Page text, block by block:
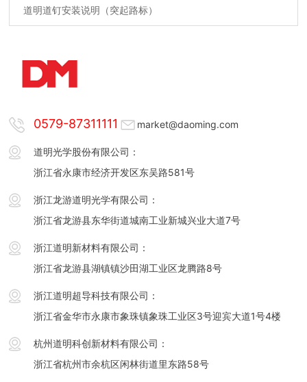
道明道钉安装说明（突起路标）
0579-87311111 market@daoming.com
道明光学股份有限公司：
浙江省永康市经济开发区东吴路581号
浙江龙游道明光学有限公司：
浙江省龙游县东华街道城南工业新城兴业大道7号
浙江道明新材料有限公司：
浙江省龙游县湖镇镇沙田湖工业区龙腾路8号
浙江道明超导科技有限公司：
浙江省金华市永康市象珠镇象珠工业区3号迎宾大道1号4楼
杭州道明科创新材料有限公司：
浙江省杭州市余杭区闲林街道里东路58号